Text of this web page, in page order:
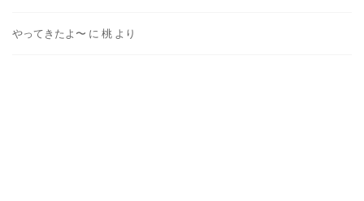
やってきたよ〜 に 桃 より